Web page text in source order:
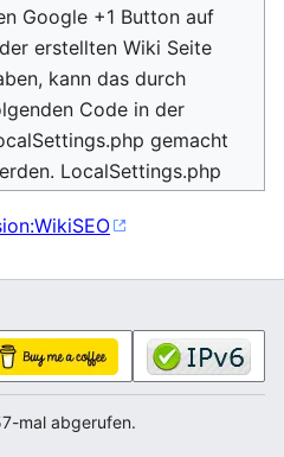
Google +1 Button auf
erstellten Wiki Seite
kann das durch
Code in der
gemacht
LocalSettings.php
mal abgerufen.